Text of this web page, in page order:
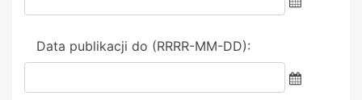
Data publikacji do (RRRR-MM-DD):